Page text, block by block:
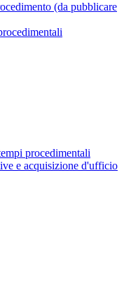
(da pubblicare
procedimentali
e acquisizione d'ufficio